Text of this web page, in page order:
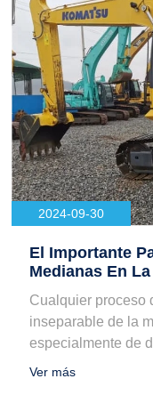
2024-09-30
El Importante
Medianas En
Cualquier proceso
inseparable de la
especialmente de
Ver más